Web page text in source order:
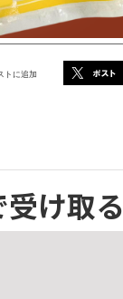
トに追加
け取る